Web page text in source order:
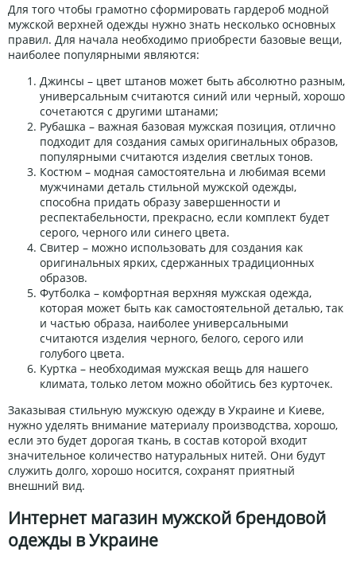
Для того чтобы грамотно сформировать гардероб модной
мужской верхней одежды нужно знать несколько основных
правил. Для начала необходимо приобрести базовые вещи,
наиболее популярными являются:
Джинсы – цвет штанов может быть абсолютно разным,
универсальным считаются синий или черный, хорошо
сочетаются с другими штанами;
Рубашка – важная базовая мужская позиция, отлично
подходит для создания самых оригинальных образов,
популярными считаются изделия светлых тонов.
Костюм – модная самостоятельна и любимая всеми
мужчинами деталь стильной мужской одежды,
способна придать образу завершенности и
респектабельности, прекрасно, если комплект будет
серого, черного или синего цвета.
Свитер – можно использовать для создания как
оригинальных ярких, сдержанных традиционных
образов.
Футболка – комфортная верхняя мужская одежда,
которая может быть как самостоятельной деталью, так
и частью образа, наиболее универсальными
считаются изделия черного, белого, серого или
голубого цвета.
Куртка – необходимая мужская вещь для нашего
климата, только летом можно обойтись без курточек.
Заказывая стильную мужскую одежду в Украине и Киеве,
нужно уделять внимание материалу производства, хорошо,
если это будет дорогая ткань, в состав которой входит
значительное количество натуральных нитей. Они будут
служить долго, хорошо носится, сохранят приятный
внешний вид.
Интернет магазин мужской брендовой
одежды в Украине